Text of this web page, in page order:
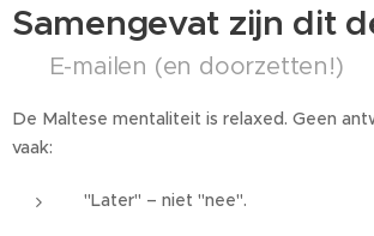
Samengevat zijn dit
📧 E-mailen (en doorzetten!)
De Maltese mentaliteit is relaxed. Geen
vaak:
"Later" – niet "nee".